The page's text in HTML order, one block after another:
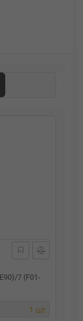
7 (F01-
1 шт.